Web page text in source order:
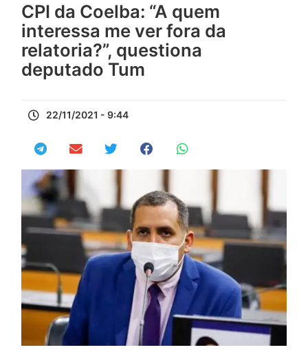
CPI da Coelba: “A quem
interessa me ver fora da
relatoria?”, questiona
deputado Tum
22/11/2021 - 9:44